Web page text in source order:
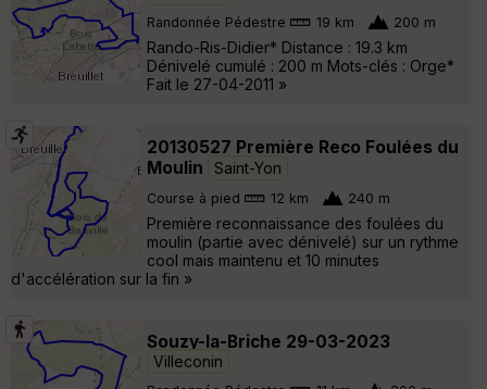
Randonnée Pédestre 19 km 200 m
Rando-Ris-Didier* Distance : 19.3 km
Dénivelé cumulé : 200 m Mots-clés : Orge*
Fait le 27-04-2011 »
20130527 Première Reco Foulées du
Moulin
Saint-Yon
Course à pied 12 km 240 m
Première reconnaissance des foulées du
moulin (partie avec dénivelé) sur un rythme
cool mais maintenu et 10 minutes
d'accélération sur la fin »
Souzy-la-Briche 29-03-2023
Villeconin